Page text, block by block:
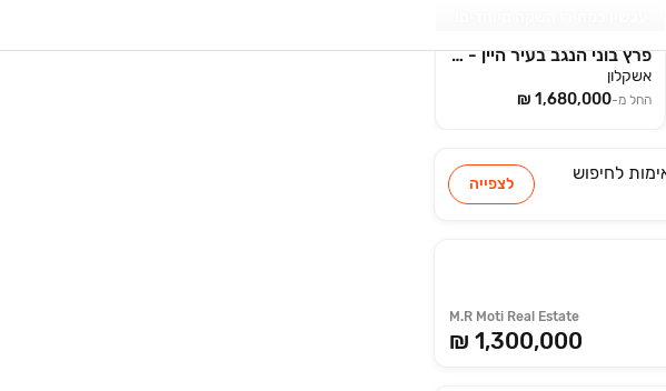
פרץ בוני הנגב בעיר היין - אשקלון
אשקלון
החל מ-
לחיפוש
לצפייה
M.R Moti Real Estate
₪ 1,300,000